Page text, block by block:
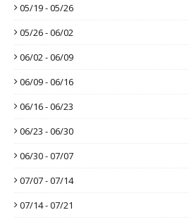
05/19 - 05/26
05/26 - 06/02
06/02 - 06/09
06/09 - 06/16
06/16 - 06/23
06/23 - 06/30
06/30 - 07/07
07/07 - 07/14
07/14 - 07/21